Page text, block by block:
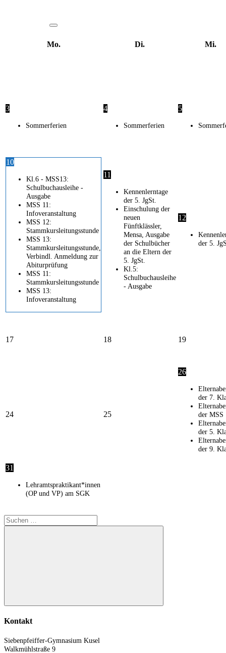
Mo. Di. Mi.
3
Sommerferien
4
Sommerferien
5
10
Kl.6 - MSS13:
Schulbuchausleihe -
Ausgabe
MSS 11:
Infoveranstaltung
MSS 12:
Stammkursleitungsstunde
MSS 13:
Stammkursleitungsstunde,
Verbindl. Anmeldung zur
Abiturprüfung
MSS 11:
Stammkursleitungsstunde
MSS 13:
Infoveranstaltung
11
Kennenlerntage
der 5. JgSt.
Einschulung der
neuen
Fünftklässler,
Mensa, Ausgabe
der Schulbücher
an die Eltern der
5. JgSt.
Kl.5:
Schulbuchausleihe
- Ausgabe
12
der 5.
17 18 19
24 25
26
der 7.
der MSS
der 5.
der 9.
31
Lehramtspraktikant*innen
(OP und VP) am SGK
Suchen
nach:
Suchen
Kontakt
Siebenpfeiffer-Gymnasium Kusel
Walkmühlstraße 9